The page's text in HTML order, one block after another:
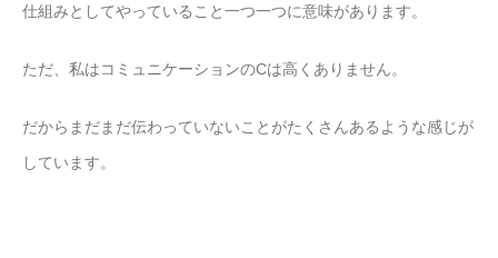
仕組みとしてやっていること一つ一つに意味があります。
ただ、私はコミュニケーションのCは高くありません。
だからまだまだ伝わっていないことがたくさんあるような感じが
しています。